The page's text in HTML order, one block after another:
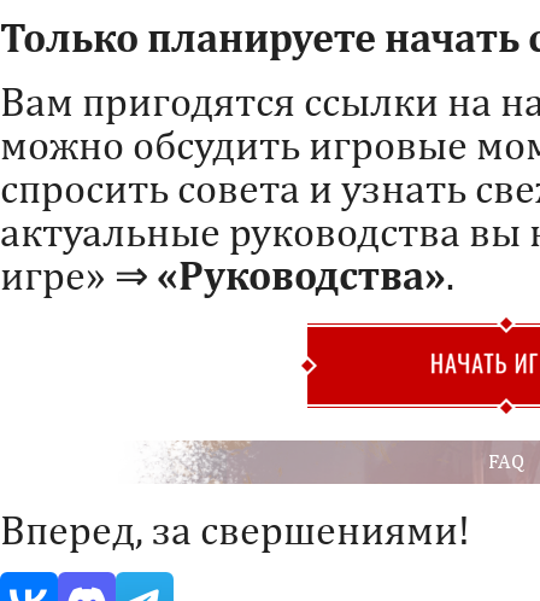
Только планируете начать
Вам пригодятся ссылки на
можно обсудить игровые
спросить совета и узнать
актуальные руководства вы
игре» ⇒ «Руководства».
FAQ
Вперед, за свершениями!